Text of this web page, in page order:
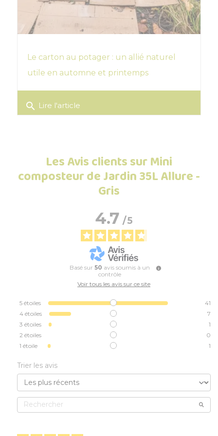
Le carton au potager : un allié naturel
utile en automne et printemps
search Lire l'article
Les Avis clients sur Mini
composteur de Jardin 35L Allure -
Gris
4.7/5
Basé sur 50 avis soumis à un
contrôle
Voir tous les avis sur ce site
5 étoiles
41
4 étoiles
7
3 étoiles
1
2 étoiles
0
1 étoile 1
Trier les avis